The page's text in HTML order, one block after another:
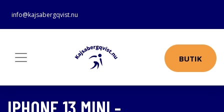
info@kajsabergqvist.nu
BUTIK